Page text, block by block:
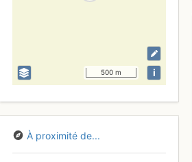
500 m i
À proximité de...